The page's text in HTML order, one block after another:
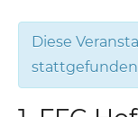
Diese